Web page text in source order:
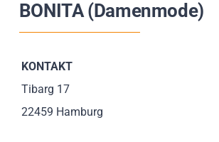
Impressionen
SUCHE
NACH:
BONITA (Damenmode)
KONTAKT
Tibarg 17
22459 Hamburg